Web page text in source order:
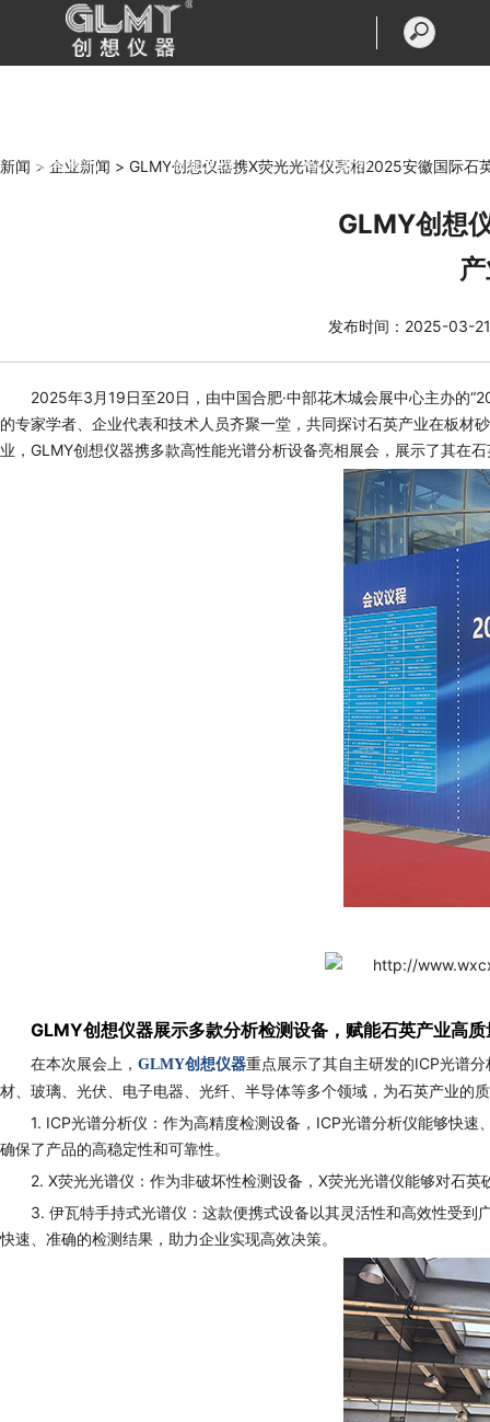
新闻资讯 服务支持 客户案例
新闻 > 企业新闻 > GLMY创想仪器携X荧光光谱仪亮相2025安徽国际石
GLMY创想
发布时间：2025-03-21
2025年3月19日至20日，由中国合肥·中部花木城会展中心主办的
的专家学者、企业代表和技术人员齐聚一堂，共同探讨石英产业在板材
业，GLMY创想仪器携多款高性能光谱分析设备亮相展会，展示了其在
GLMY创想仪器展示多款分析检测设备，赋能石英产业高质
在本次展会上， GLMY创想仪器重点展示了其自主研发的ICP光谱分
材、玻璃、光伏、电子电器、光纤、半导体等多个领域，为石英产业的
1. ICP光谱分析仪：作为高精度检测设备，ICP光谱分析仪能够快
确保了产品的高稳定性和可靠性。
2. X荧光光谱仪：作为非破坏性检测设备，X荧光光谱仪能够对石
3. 伊瓦特手持式光谱仪：这款便携式设备以其灵活性和高效性受
快速、准确的检测结果，助力企业实现高效决策。